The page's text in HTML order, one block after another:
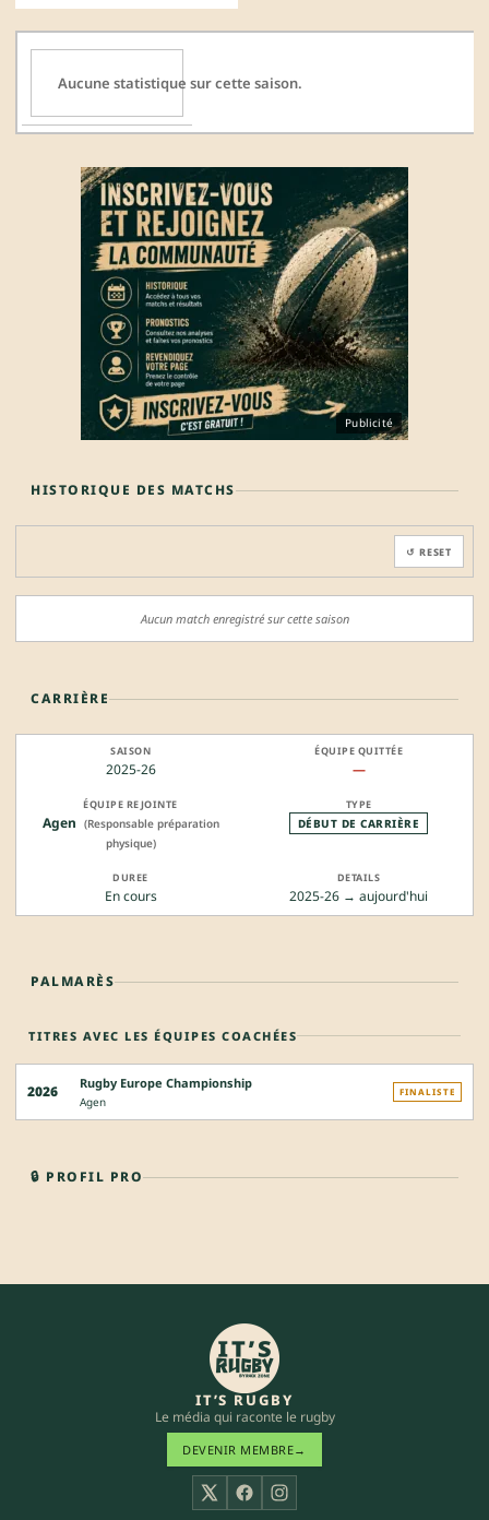
Aucune statistique sur cette saison.
Publicité
HISTORIQUE DES MATCHS
↺ RESET
Aucun match enregistré sur cette saison
CARRIÈRE
2025-26 —
Agen (Responsable préparation
physique)
DÉBUT DE CARRIÈRE
En cours 2025-26 → aujourd'hui
PALMARÈS
TITRES AVEC LES ÉQUIPES COACHÉES
2026 Rugby Europe Championship
Agen
FINALISTE
🔒 PROFIL PRO
IT’S RUGBY
Le média qui raconte le rugby
DEVENIR MEMBRE→
X FacebookInstagram